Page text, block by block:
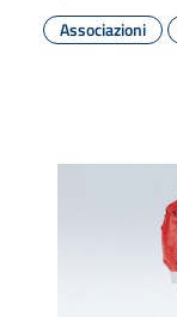
Associazioni